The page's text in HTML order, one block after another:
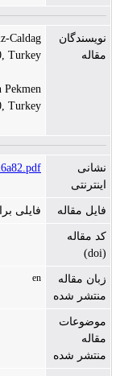
Merve Gurbuz-Caldag |
Ankara, 06420, Turkey
Bengisen Pekmen |
Ankara, 06420, Turkey
فایلی برای مقاله